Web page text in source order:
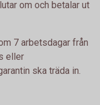
om och betalar ut
7 arbetsdagar från
eller
ska träda in.